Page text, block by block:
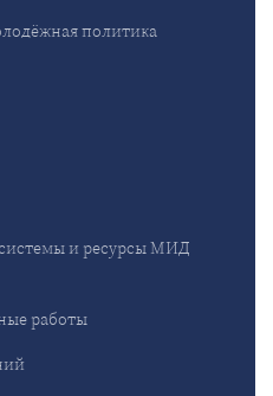
политика
и ресурсы МИД
работы